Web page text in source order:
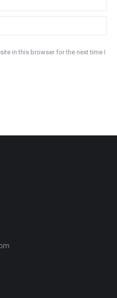
in this browser for the next time I